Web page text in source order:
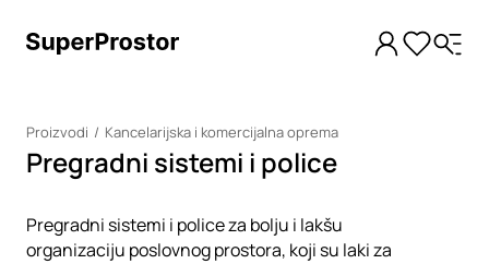
Proizvodi Kancelarijska i komercijalna oprema
Pregradni sistemi i police
Pregradni sistemi i police za bolju i lakšu
organizaciju poslovnog prostora, koji su laki za